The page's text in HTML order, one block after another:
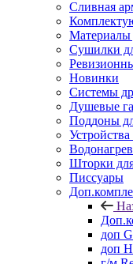
Сливная
Материалы
Сушилки
Новинки
Системы
Душевые
Поддоны
Шторки
Писсуары
доп
доп